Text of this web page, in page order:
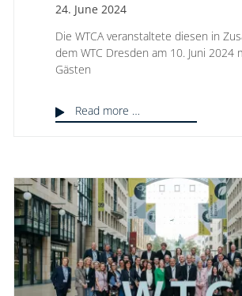
24. June 2024
Die WTCA veranstaltete diesen in
dem WTC Dresden am 10. Juni 2024
Gästen
Read more …